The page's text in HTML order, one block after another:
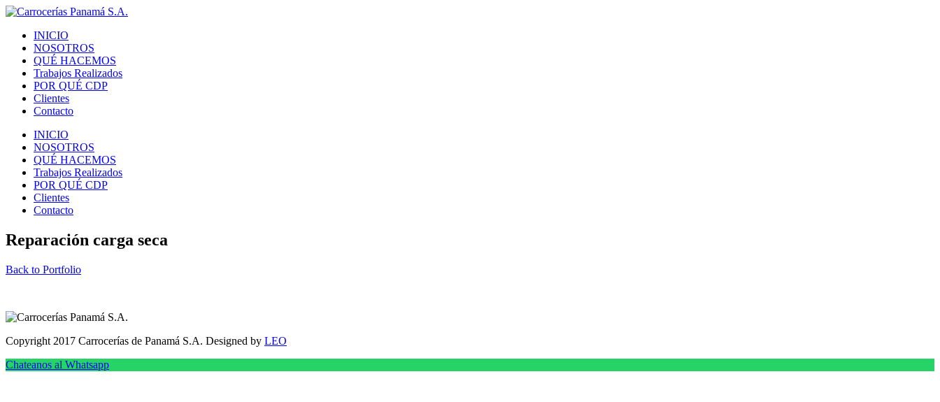
INICIO
NOSOTROS
QUÉ HACEMOS
Trabajos Realizados
POR QUÉ CDP
Clientes
Contacto
INICIO
NOSOTROS
QUÉ HACEMOS
Trabajos Realizados
POR QUÉ CDP
Clientes
Contacto
Reparación carga seca
Back to Portfolio
Copyright 2017 Carrocerías de Panamá S.A. Designed by LEO
Chateanos al Whatsapp